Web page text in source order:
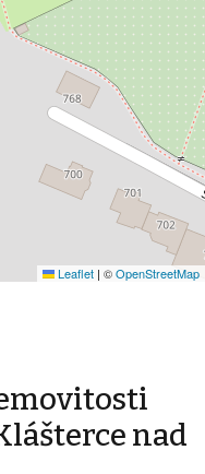
Leaflet | ©OpenStreetMap
nad